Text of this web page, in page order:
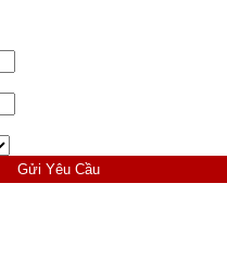
Gửi Yêu Cầu